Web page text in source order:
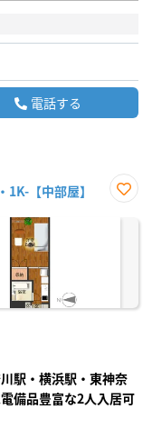
電話する
【中部屋】
に入
駅・横浜駅・東神奈
備品豊富な2人入居可